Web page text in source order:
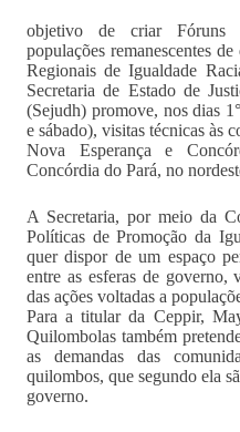
objetivo de criar Fóruns
populações remanescentes
Regionais de Igualdade
Secretaria de Estado de
(Sejudh) promove, nos dias
e sábado), visitas técnicas às
Nova Esperança e
Concórdia do Pará, no
A Secretaria, por meio da
Políticas de Promoção da
quer dispor de um espaço
entre as esferas de governo,
das ações voltadas a
Para a titular da Ceppir,
Quilombolas também
as demandas das
quilombos, que segundo ela
governo.